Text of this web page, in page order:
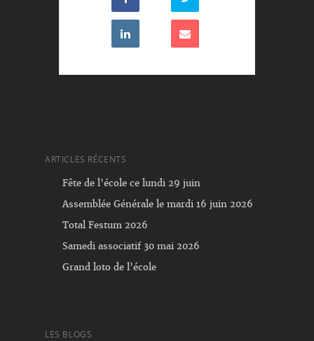
ARTICLES RÉCENTS
Fête de l’école ce lundi 29 juin
Assemblée Générale le mardi 16 juin 2026
Total Festum 2026
Samedi associatif 30 mai 2026
Grand loto de l’école
LES BLOGS